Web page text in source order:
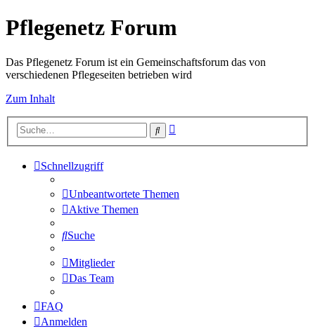
Pflegenetz Forum
Das Pflegenetz Forum ist ein Gemeinschaftsforum das von
verschiedenen Pflegeseiten betrieben wird
Zum Inhalt
Suche
Schnellzugriff
Unbeantwortete Themen
Aktive Themen
Suche
Mitglieder
Das Team
FAQ
Anmelden